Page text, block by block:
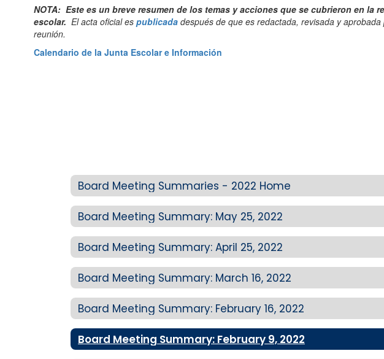
NOTA: Este es un breve resumen de los temas y acciones que se cubrieron en
escolar. El acta oficial es publicada después de que es redactada, revisada y
reunión.
Calendario de la Junta Escolar e Información
Board Meeting Summaries - 2022 Home
Board Meeting Summary: May 25, 2022
Board Meeting Summary: April 25, 2022
Board Meeting Summary: March 16, 2022
Board Meeting Summary: February 16, 2022
Board Meeting Summary: February 9, 2022